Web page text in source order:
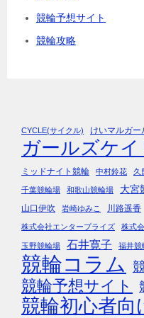
競輪予想サイト
競輪攻略
CYCLE(サイクル) けいマルガー
ガールズケイ
ミッドナイト競輪
中村鈴花 久
千葉競輪場 和歌山競輪場 大宮
山口伊吹 岩崎ゆみこ 川路遥香
株式会社エンタープライズ 株式
玉野競輪場 石井寛子 福井競
競輪コラム
競輪予想サイト
競輪初心者向